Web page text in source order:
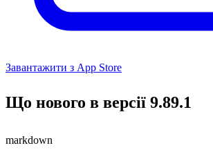
Завантажити з App Store
Що нового в версії 9.89.1
markdown